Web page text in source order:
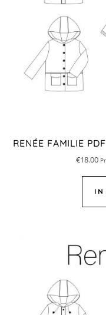
RENÉE FAMILIE
€18.00
IN